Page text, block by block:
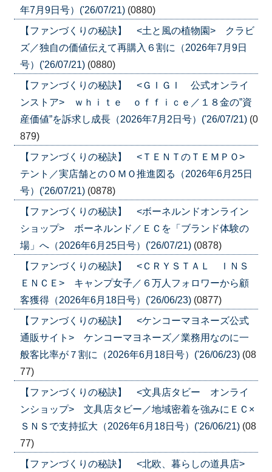
年7月9日号）('26/07/21) (0880)
【ファンづくりの秘訣】 <土と風の植物園> クラビ
ズ／独自の価値伝えて再購入６割に（2026年7月9日
号）('26/07/21) (0880)
【ファンづくりの秘訣】 <ＧＩＧＩ 公式オンライ
ンストア> ｗｈｉｔｅ ｏｆｆｉｃｅ／１８金の”資
産価値”を訴求し成長（2026年7月2日号）('26/07/21) (0
879)
【ファンづくりの秘訣】 <ＴＥＮＴのＴＥＭＰＯ>
テント／実店舗とのＯＭＯ推進図る（2026年6月25日
号）('26/07/21) (0878)
【ファンづくりの秘訣】 <ボーネルンドオンライン
ショップ> ボーネルンド／ＥＣを「ブランド体験の
場」へ（2026年6月25日号）('26/07/21) (0878)
【ファンづくりの秘訣】 <ＣＲＹＳＴＡＬ ＩＮＳ
ＥＮＣＥ> キャンプ女子／６万人フォロワーから顧
客獲得（2026年6月18日号）('26/06/23) (0877)
【ファンづくりの秘訣】 <ケンコーマヨネーズ公式
通販サイト> ケンコーマヨネーズ／業務用なのに一
般客比率が７割に（2026年6月18日号）('26/06/23) (08
77)
【ファンづくりの秘訣】 <文具店タビー オンライ
ンショップ> 文具店タビー／地域密着を強みにＥＣ×
ＳＮＳで支持拡大（2026年6月18日号）('26/06/21) (08
77)
【ファンづくりの秘訣】 <北欧、暮らしの道具店>